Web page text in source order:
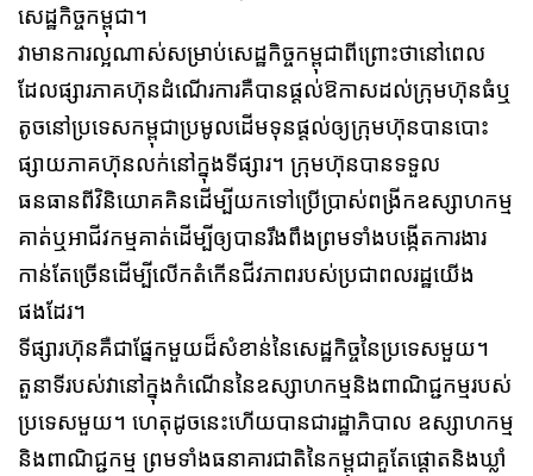
សេដ្ឋកិច្ចកម្ពុជា។
វាមានការល្អណាស់សម្រាប់សេដ្ឋកិច្ចកម្ពុជាពីព្រោះថានៅពេល
ដែលផ្សារភាគហ៊ុនដំណើរការគឺបានផ្ដល់ឱកាសដល់ក្រុមហ៊ុនធំឬ
តូចនៅប្រទេសកម្ពុជាប្រមូលដើមទុនផ្ដល់ឲ្យក្រុមហ៊ុនបានបោះ
ផ្សាយភាគហ៊ុនលក់នៅក្នុងទីផ្សារ។ ក្រុមហ៊ុនបានទទួល
ធនធានពីវិនិយោគគិនដើម្បីយកទៅប្រើប្រាស់ពង្រីកឧស្សាហកម្ម
គាត់ឬអាជីវកម្មគាត់ដើម្បីឲ្យបានរឹងពឹងព្រមទាំងបង្កើតការងារ
កាន់តែច្រើនដើម្បីលើកតំកើនជីវភាពរបស់ប្រជាពលរដ្ឋយើង
ផងដែរ។
ទីផ្សារហ៊ុនគឺជាផ្នែកមួយដ៏សំខាន់នៃសេដ្ឋកិច្ចនៃប្រទេសមួយ។
តួនាទីរបស់វានៅក្នុងកំណើននៃឧស្សាហកម្មនិងពាណិជ្ជកម្មរបស់
ប្រទេសមួយ។​ ហេតុដូចនេះហើយបានជារដ្ឋាភិបាល ឧស្សាហកម្ម
និងពាណិជ្ជកម្ម ព្រមទាំងធនាគារជាតិនៃកម្ពុជាគួតែផ្ដោតនិងឃ្លាំ